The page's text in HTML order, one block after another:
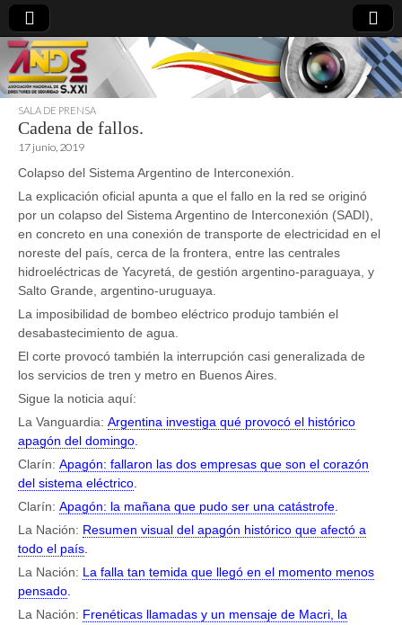
directoresdeseguridad.es
SALA DE PRENSA
Cadena de fallos.
17 junio, 2019
Colapso del Sistema Argentino de Interconexión.
La explicación oficial apunta a que el fallo en la red se originó
por un colapso del Sistema Argentino de Interconexión (SADI),
en concreto en una conexión de transporte de electricidad en el
noreste del país, cerca de la frontera, entre las centrales
hidroeléctricas de Yacyretá, de gestión argentino-paraguaya, y
Salto Grande, argentino-uruguaya.
La imposibilidad de bombeo eléctrico produjo también el
desabastecimiento de agua.
El corte provocó también la interrupción casi generalizada de
los servicios de tren y metro en Buenos Aires.
Sigue la noticia aquí:
La Vanguardia: Argentina investiga qué provocó el histórico
apagón del domingo
Clarín: Apagón: fallaron las dos empresas que son el corazón
del sistema eléctrico
Clarín: Apagón: la mañana que pudo ser una catástrofe
La Nación: Resumen visual del apagón histórico que afectó a
todo el país
La Nación: La falla tan temida que llegó en el momento menos
pensado
La Nación: Frenéticas llamadas y un mensaje de Macri, la